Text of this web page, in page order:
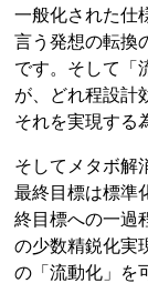
一般化された仕
言う発想の転換
です。そして「
が、どれ程設計
それを実現する
そしてメタボ解
最終目標は標準
終目標への一過
の少数精鋭化実
の「流動化」を